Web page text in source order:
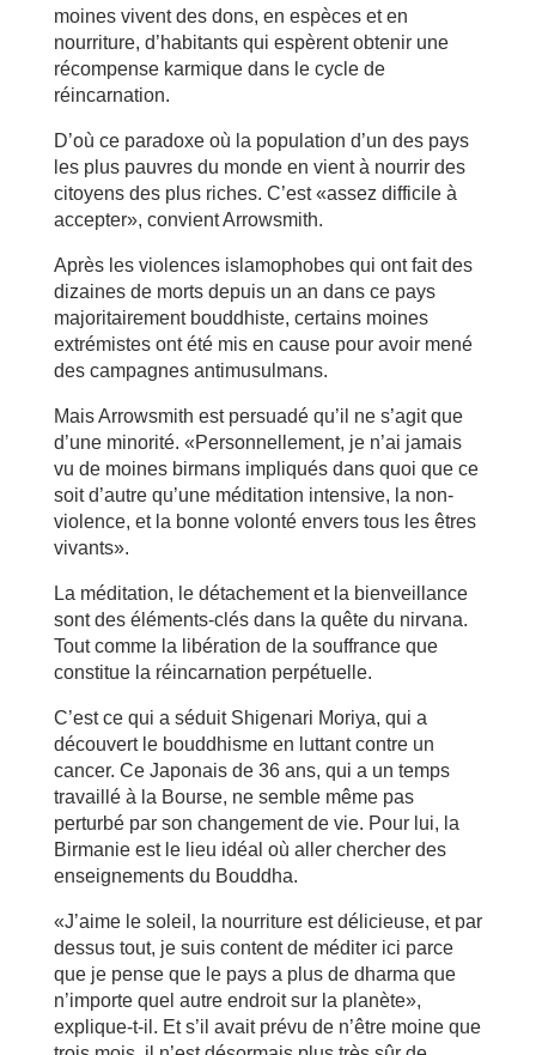
moines vivent des dons, en espèces et en
nourriture, d’habitants qui espèrent obtenir une
récompense karmique dans le cycle de
réincarnation.
D’où ce paradoxe où la population d’un des pays
les plus pauvres du monde en vient à nourrir des
citoyens des plus riches. C’est «assez difficile à
accepter», convient Arrowsmith.
Après les violences islamophobes qui ont fait des
dizaines de morts depuis un an dans ce pays
majoritairement bouddhiste, certains moines
extrémistes ont été mis en cause pour avoir mené
des campagnes antimusulmans.
Mais Arrowsmith est persuadé qu’il ne s’agit que
d’une minorité. «Personnellement, je n’ai jamais
vu de moines birmans impliqués dans quoi que ce
soit d’autre qu’une méditation intensive, la non-
violence, et la bonne volonté envers tous les êtres
vivants».
La méditation, le détachement et la bienveillance
sont des éléments-clés dans la quête du nirvana.
Tout comme la libération de la souffrance que
constitue la réincarnation perpétuelle.
C’est ce qui a séduit Shigenari Moriya, qui a
découvert le bouddhisme en luttant contre un
cancer. Ce Japonais de 36 ans, qui a un temps
travaillé à la Bourse, ne semble même pas
perturbé par son changement de vie. Pour lui, la
Birmanie est le lieu idéal où aller chercher des
enseignements du Bouddha.
«J’aime le soleil, la nourriture est délicieuse, et par
dessus tout, je suis content de méditer ici parce
que je pense que le pays a plus de dharma que
n’importe quel autre endroit sur la planète»,
explique-t-il. Et s’il avait prévu de n’être moine que